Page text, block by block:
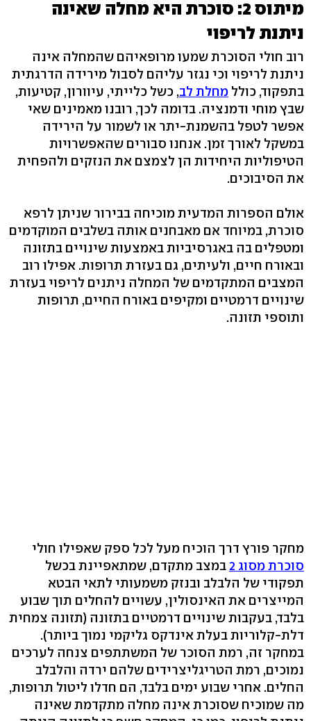
מיתוס 2: סוכרת היא מחלה שאינה
ניתנת לריפוי
רוב חולי הסוכרת שמעו מרופאיהם שהמחלה אינה
ניתנת לריפוי וכי נגזר עליהם לסבול מירידה הדרגתית
בתפקוד, כולל מחלת לב, כשל כלייתי, עיוורון, קטיעות,
שבץ מוחי ודמנציה. בדומה לכך, רובנו מאמינים שאי
אפשר לטפל בהשמנת-יתר או לשמור על הירידה
במשקל לאורך זמן. אנחנו סבורים שהאפשרויות
הטיפוליות היחידות הן לצמצם את הנזקים ולהפחית
את הסיבוכים.
אולם הספרות המדעית מוכיחה בבירור שניתן לרפא
סוכרת, במיוחד אם מאבחנים אותה בשלבים המוקדמים
ומטפלים בה באגרסיביות באמצעות שינויים בתזונה
ובאורח חיים, ולעיתים, גם בעזרת תרופות. אפילו רוב
המצבים המתקדמים של המחלה ניתנים לריפוי בעזרת
שינויים דרמטיים ומקיפים באורח החיים, תרופות
ותוספי תזונה.
מחקר פורץ דרך הוכיח מעל לכל ספק שאפילו חולי
סוכרת מסוג 2
במצב מתקדם, שמתאפיינת בכשל
תפקודי של הלבלב ובנזק משמעותי לתאי הבטא
המייצרים את האינסולין, עשויים להחלים תוך שבוע
בלבד, בעקבות שינויים דרמטיים בתזונה (תזונה צמחית
דלת-קלוריות בעלת אינדקס גליקמי נמוך ביותר).
במחקר זה, רמת הסוכר של המשתתפים צנחה לערכים
נמוכים, רמת הטריגליצרידים שלהם ירדה והלבלב
החלים. אחרי שבוע ימים בלבד, הם חדלו ליטול תרופות,
מה שמוכיח שסוכרת אינה מחלה מתקדמת שאינה